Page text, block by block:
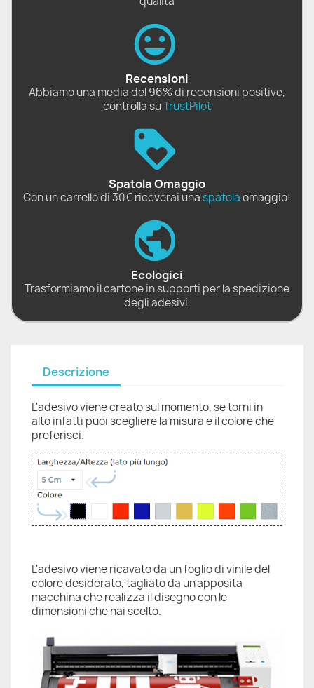
Recensioni
Abbiamo una media del 96% di recensioni positive,
controlla suTrustPilot
Spatola Omaggio
Con un carrello di 30€ riceverai una spatolaomaggio!
Ecologici
Trasformiamo il cartone in supporti per la spedizione
degli adesivi.
Descrizione
L'adesivo viene creato sul momento, se torni in
alto infatti puoi scegliere la misura e il colore che
preferisci.
L'adesivo viene ricavato da un foglio di vinile del
colore desiderato, tagliato da un'apposita
macchina che realizza il disegno con le
dimensioni che hai scelto.